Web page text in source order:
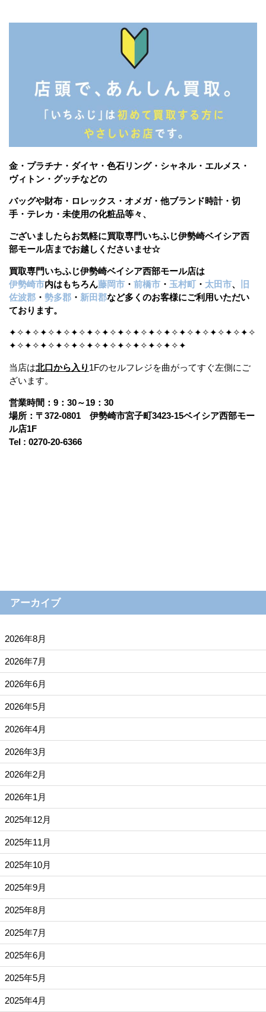
金・プラチナ・ダイヤ・色石リング・シャネル・エルメス・
ヴィトン・グッチなどの
バッグや財布・ロレックス・オメガ・他ブランド時計・切
手・テレカ・未使用の化粧品等々、
ございましたらお気軽に買取専門いちふじ伊勢崎ベイシア西
部モール店までお越しくださいませ☆
買取専門いちふじ伊勢崎ベイシア西部モール店は
伊勢崎市内はもちろん藤岡市 ・ 前橋市 ・ 玉村町 ・ 太田市、
旧
佐波郡 ・ 勢多郡 ・ 新田郡など多くのお客様にご利用いただい
ております。
✦✧✦✧✦✧✦✧✦✧✦✧✦✧✦✧✦✧✦✧✦✧✦✧✦✧✦✧✦✧✦✧
✦✧✦✧✦✧✦✧✦✧✦✧✦✧✦✧✦✧✦✧✦✧✦
当店は北口から入り 1Fのセルフレジを曲がってすぐ左側にご
ざいます。
営業時間：9：30～19：30
場所：〒372-0801 伊勢崎市宮子町3423-15ベイシア西部モー
ル店1F
Tel : 0270-20-6366
アーカイブ
2026年8月
2026年7月
2026年6月
2026年5月
2026年4月
2026年3月
2026年2月
2026年1月
2025年12月
2025年11月
2025年10月
2025年9月
2025年8月
2025年7月
2025年6月
2025年5月
2025年4月